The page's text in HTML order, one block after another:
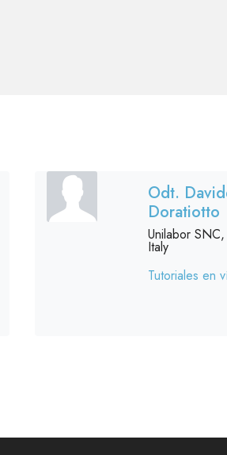
Odt.
Doratiotto
Unilabor
Italy
Tutoriales en